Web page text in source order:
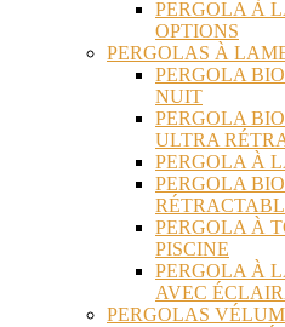
PERGOLA À
OPTIONS
PERGOLAS À
PERGOLA
NUIT
PERGOLA
ULTRA
PERGOLA À
PERGOLA
PERGOLA À
PISCINE
PERGOLA À
AVEC
PERGOLAS VÉLUM